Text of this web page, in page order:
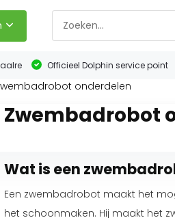
Officieel Dolphin service point
onderdelen
Zwembadrobot
Wat is een
Een zwembadrobot maakt het
het schoonmaken. Hij maakt het